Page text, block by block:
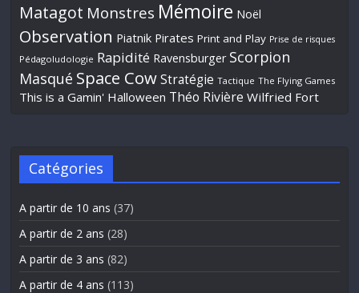
Matagot Monstres Mémoire Noël
Observation Piatnik Pirates Print and Play Prise de risques
Pédagoludologie Rapidité Ravensburger Scorpion
Masqué Space Cow Stratégie Tactique The Flying Games
This is a Gamin' Halloween Théo Rivière Wilfried Fort
Catégories
A partir de 10 ans (37)
A partir de 2 ans (28)
A partir de 3 ans (82)
A partir de 4 ans (113)